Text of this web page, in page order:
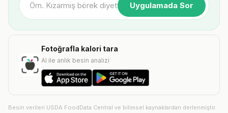
Uygulamada Sor
Fotoğrafla kalori tara
AI ile anlık besin analizi
Besin verileri USDA FoodData Central ve bilimsel kaynaklardan derlenmiştir.